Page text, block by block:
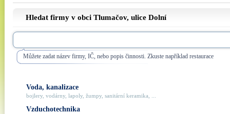
Hledat firmy v obci Tlumačov, ulice Dolní
Můžete zadat název firmy, IČ, nebo popis činnosti. Zkuste například restaurace
Voda, kanalizace
bojlery, vodárny, lapoly, žumpy, sanitární keramika, ...
Vzduchotechnika